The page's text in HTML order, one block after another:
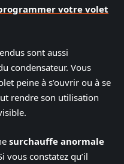
votre volet
sont aussi
condensateur. Vous
peine à s’ouvrir ou à se
rendre son utilisation
surchauffe anormale
vous constatez qu’il